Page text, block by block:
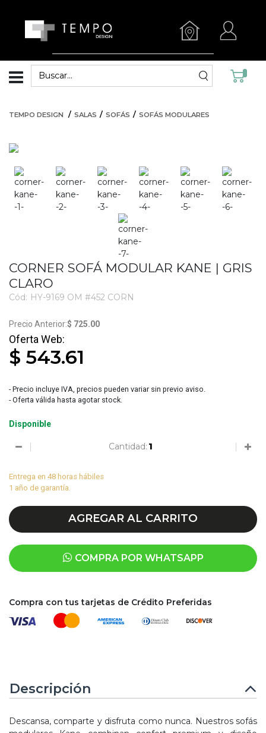
TEMPO DESIGN SALAS SOFÁS SOFÁS MODULARES
CORNER SOFÁ MODULAR KANE | GRIS
CLARO
Cód: HY-9169 OM #452 CORN
$ 725.00
$ 543.61
- Precio incluye IVA, precios pueden variar sin previo aviso.
- Oferta válida hasta agotar stock.
Disponible
Cantidad:
Entrega en 48 horas hábiles
1 año de garantía.
AGREGAR AL CARRITO
COMPRA POR WHATSAPP
Compra con tus tarjetas de Crédito Preferidas
Descripción
Descansa, comparte y disfruta como nunca. Nuestros sofás